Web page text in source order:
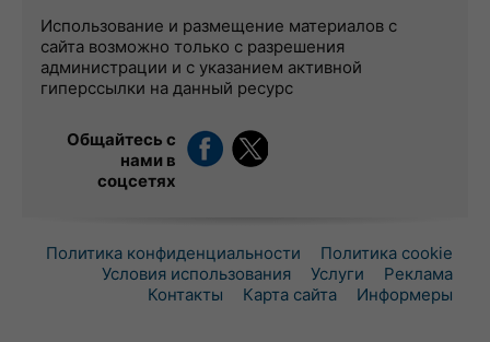
Использование и размещение материалов с
сайта возможно только с разрешения
администрации и с указанием активной
гиперссылки на данный ресурс
Общайтесь с
нами в
соцсетях
Политика конфиденциальности
Политика cookie
Условия использования
Услуги
Реклама
Контакты
Карта сайта Информеры